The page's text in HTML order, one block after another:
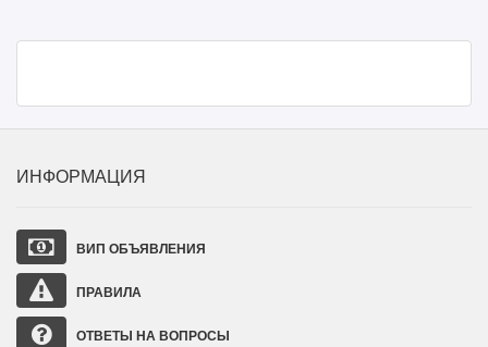
ИНФОРМАЦИЯ
ВИП ОБЪЯВЛЕНИЯ
ПРАВИЛА
ОТВЕТЫ НА ВОПРОСЫ